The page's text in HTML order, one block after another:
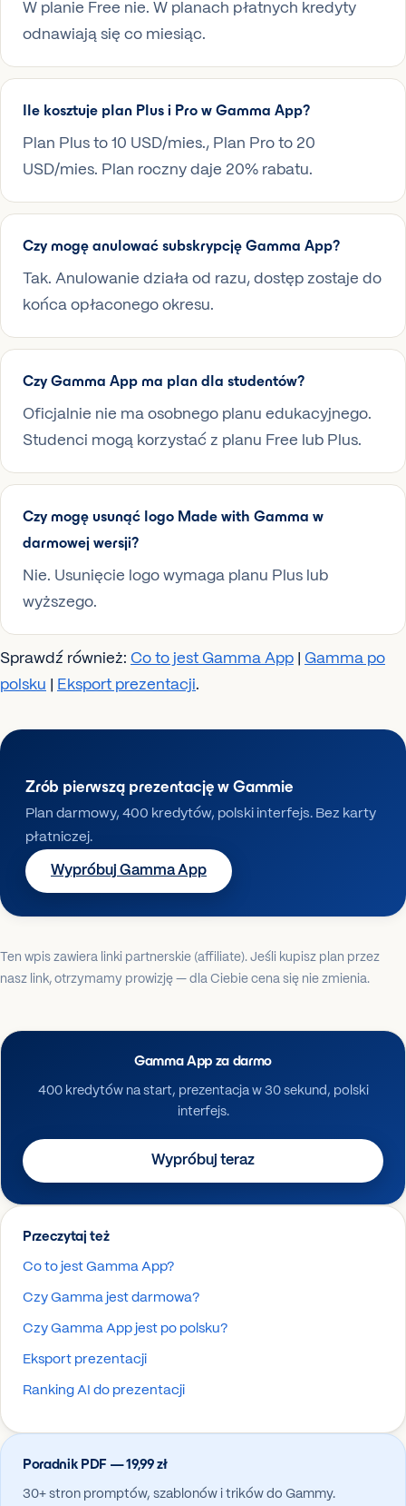
W planie Free nie. W planach płatnych kredyty
odnawiają się co miesiąc.
Ile kosztuje plan Plus i Pro w Gamma App?
Plan Plus to 10 USD/mies., Plan Pro to 20
USD/mies. Plan roczny daje 20% rabatu.
Czy mogę anulować subskrypcję Gamma App?
Tak. Anulowanie działa od razu, dostęp zostaje do
końca opłaconego okresu.
Czy Gamma App ma plan dla studentów?
Oficjalnie nie ma osobnego planu edukacyjnego.
Studenci mogą korzystać z planu Free lub Plus.
Czy mogę usunąć logo Made with Gamma w
darmowej wersji?
Nie. Usunięcie logo wymaga planu Plus lub
wyższego.
Sprawdź również: Co to jest Gamma App
Gamma po
polsku
Eksport prezentacji.
Zrób pierwszą prezentację w Gammie
Plan darmowy, 400 kredytów, polski interfejs. Bez karty
płatniczej.
Wypróbuj Gamma App
Ten wpis zawiera linki partnerskie (affiliate). Jeśli kupisz plan przez
nasz link, otrzymamy prowizję — dla Ciebie cena się nie zmienia.
Gamma App za darmo
400 kredytów na start, prezentacja w 30 sekund, polski
interfejs.
Wypróbuj teraz
Przeczytaj też
Co to jest Gamma App?
Czy Gamma jest darmowa?
Czy Gamma App jest po polsku?
Eksport prezentacji
Ranking AI do prezentacji
Poradnik PDF — 19,99 zł
30+ stron promptów, szablonów i trików do Gammy.